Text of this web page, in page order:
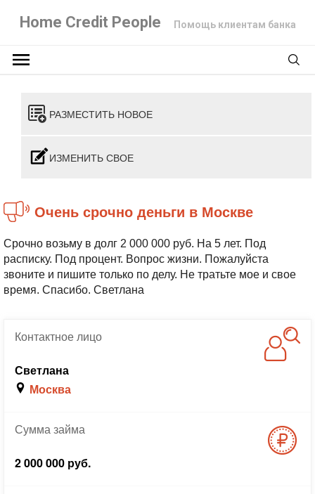
Home Credit People Помощь клиентам банка
РАЗМЕСТИТЬ НОВОЕ
ИЗМЕНИТЬ СВОЕ
Очень срочно деньги в Москве
Срочно возьму в долг 2 000 000 руб. На 5 лет. Под
расписку. Под процент. Вопрос жизни. Пожалуйста
звоните и пишите только по делу. Не тратьте мое и свое
время. Спасибо. Светлана
Контактноелицо
Светлана
Москва
Суммазайма
2 000 000 руб.